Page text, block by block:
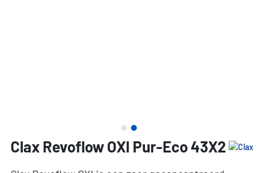
Clax Revoflow OXI Pur-Eco 43X2